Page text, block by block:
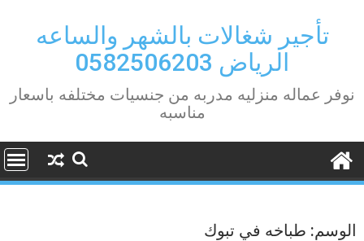
contentتأجير شغالات بالشهر والساعه
الرياض 0582506203
نوفر عماله منزليه مدربه من جنسيات مختلفه باسعار
مناسبه
الوسم: طباخه في تبوك